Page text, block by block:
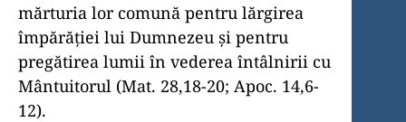
mărturia lor comună pentru lărgirea
împărăţiei lui Dumnezeu şi pentru
pregătirea lumii în vederea întâlnirii cu
Mântuitorul (Mat. 28,18-20; Apoc. 14,6-
12).